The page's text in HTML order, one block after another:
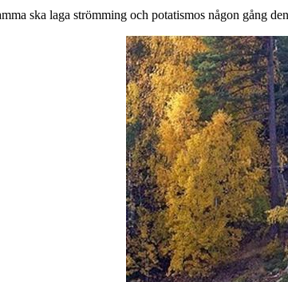
ska laga strömming och potatismos någon gång